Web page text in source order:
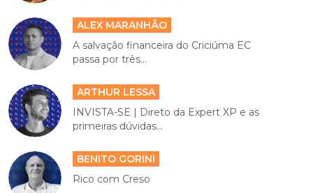
ALEX MARANHÃO
A salvação financeira do Criciúma EC
passa por três...
ARTHUR LESSA
INVISTA-SE | Direto da Expert XP e as
primeiras dúvidas...
BENITO GORINI
Rico com Creso